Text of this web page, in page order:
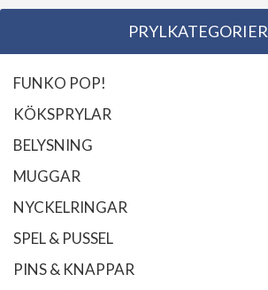
PRYLKATEGORIER
FUNKO POP!
KÖKSPRYLAR
BELYSNING
MUGGAR
NYCKELRINGAR
SPEL & PUSSEL
PINS & KNAPPAR